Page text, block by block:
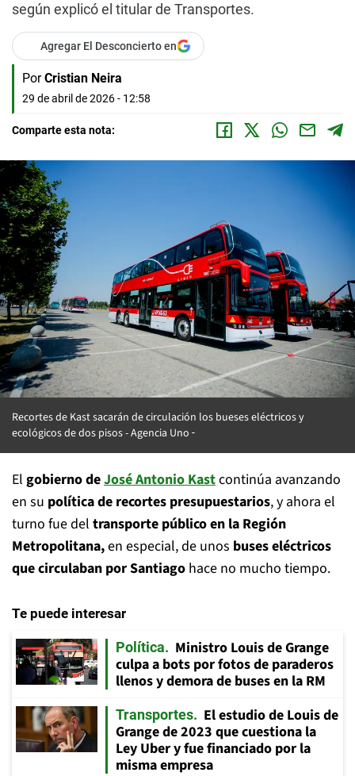
según explicó el titular de Transportes.
Agregar El Desconcierto en
Por Cristian Neira
29 de abril de 2026 - 12:58
Comparte esta nota:
Recortes de Kast sacarán de circulación los bueses eléctricos y
ecológicos de dos pisos - Agencia Uno
El gobierno deJosé Antonio Kastcontinúa avanzando
en su política de recortes presupuestarios, y ahora el
turno fue del transporte público en la Región
Metropolitana,en especial, de unos buses eléctricos
que circulaban por Santiago hace no mucho tiempo.
Te puede interesar
Política
Ministro Louis de Grange
culpa a bots por fotos de paraderos
llenos y demora de buses en la RM
Transportes
El estudio de Louis de
Grange de 2023 que cuestiona la
Ley Uber y fue financiado por la
misma empresa